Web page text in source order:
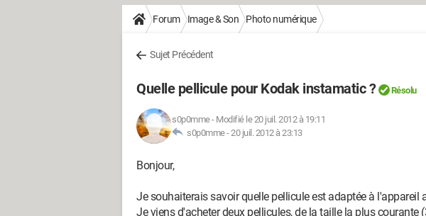
Forum Image & Son Photo numérique
Sujet Précédent
Quelle pellicule pour Kodak instamatic ? Résolu
s0p0mme- Modifié le 20 juil. 2012 à 19:11
s0p0mme -20 juil. 2012 à 23:13
Bonjour,
Je souhaiterais savoir quelle pellicule est adaptée à l'appareil
Je viens d'acheter deux pellicules, de la taille la plus courante